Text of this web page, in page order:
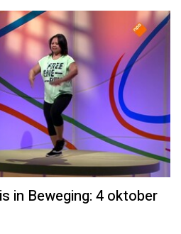
in Beweging: 4 oktober